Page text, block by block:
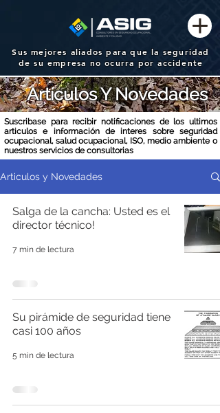
Sus mejores aliados para que la seguridad
de su empresa no ocurra por accidente
Artículos Y Novedades
Suscribase para recibir notificaciones de los ultimos
articulos e información de interes sobre seguridad
ocupacional, salud ocupacional, ISO, medio ambiente o
nuestros servicios de consultorias
Articulos y Novedades
Salga de la cancha: Usted es el
director técnico!
7 min de lectura
Su pirámide de seguridad tiene
casi 100 años
5 min de lectura